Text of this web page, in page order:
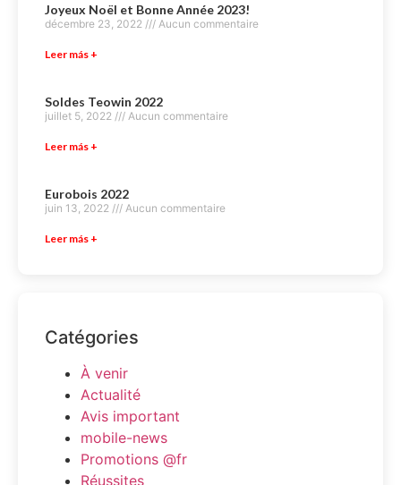
Joyeux Noël et Bonne Année 2023!
décembre 23, 2022 Aucun commentaire
Leer más +
Soldes Teowin 2022
juillet 5, 2022 Aucun commentaire
Leer más +
Eurobois 2022
juin 13, 2022 Aucun commentaire
Leer más +
Catégories
À venir
Actualité
Avis important
mobile-news
Promotions @fr
Réussites